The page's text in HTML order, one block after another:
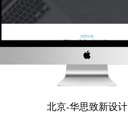
北京-华思致新设计